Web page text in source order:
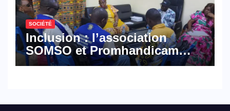
SOCIÉTÉ
Inclusion : l’association
SOMSO et Promhandicam
militent en faveur d’une